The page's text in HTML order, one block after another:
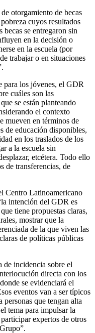
otorgamiento de becas
cuyos resultados
becas se entregaron sin
en la decisión o
en la escuela (por
trabajar o en situaciones
para los jóvenes, el GDR
cuáles son las
se están planteando
el contexto
mueven en términos de
de educación disponibles,
en los traslados de los
a la escuela sin
etcétera. Todo ello
de transferencias, de
Centro Latinoamericano
intención del GDR es
tiene propuestas claras,
mostrar que la
de la que viven las
de políticas públicas
de incidencia sobre el
directa con los
se evidenciará el
eventos van a ser típicos
que tengan alta
tema para impulsar la
expertos de otros